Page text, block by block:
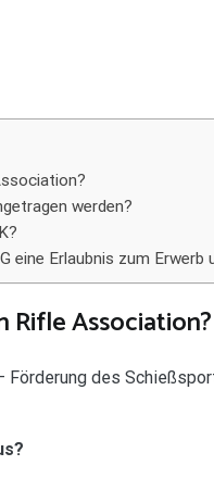
werden?
eine Erlaubnis zum
Rifle Association?
Förderung des